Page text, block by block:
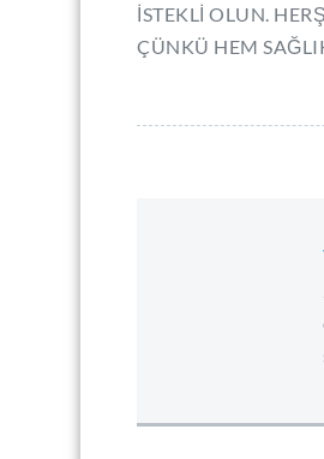
İSTEKLİ OLUN.
ÇÜNKÜ HEM